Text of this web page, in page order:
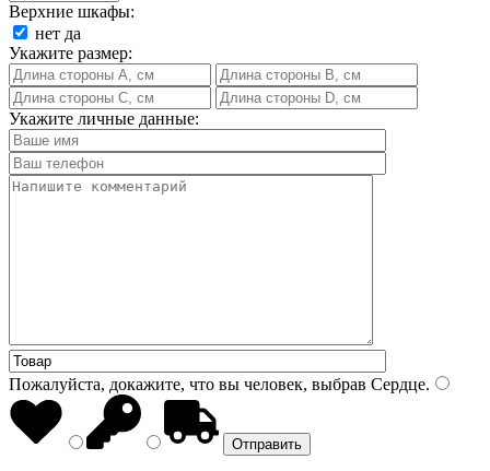
Верхние шкафы:
нет да
Укажите размер:
Укажите личные данные:
Пожалуйста, докажите, что вы человек, выбрав Сердце.